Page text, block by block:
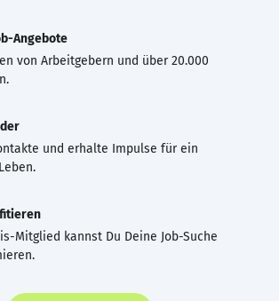
Angebote
von Arbeitgebern und über 20.000
und erhalte Impulse für ein
Mitglied kannst Du Deine Job-Suche